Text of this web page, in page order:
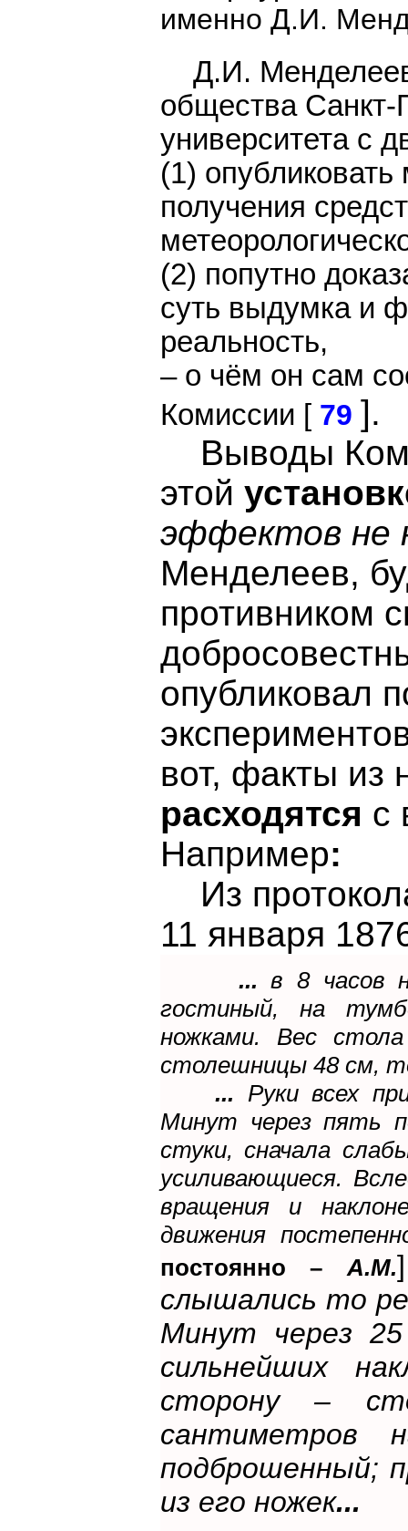
именно Д.И.
Д.И. Менделеев
общества Санкт-
университета с
(1)
получения
(2) попутно
суть выдумка и
реальность,
– о чём он сам
Комиссии [ 79 ].
Выводы
этой
эффектов не
Менделеев,
противником
опубликовал
вот, факты из
расходятся с
Например:
Из
11 января
...в 8 часов
гостиный, на
ножками. Вес
столешницы 48 см,
... Руки всех
Минут через пять
стуки, сначала
усиливающиеся.
вращения и
движения
постоянно – А.М.
слышались то
Минут через 25
сильнейших
сторону –
подброшенный;
из его ножек...